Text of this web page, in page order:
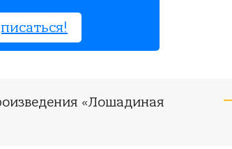
«Лошадиная